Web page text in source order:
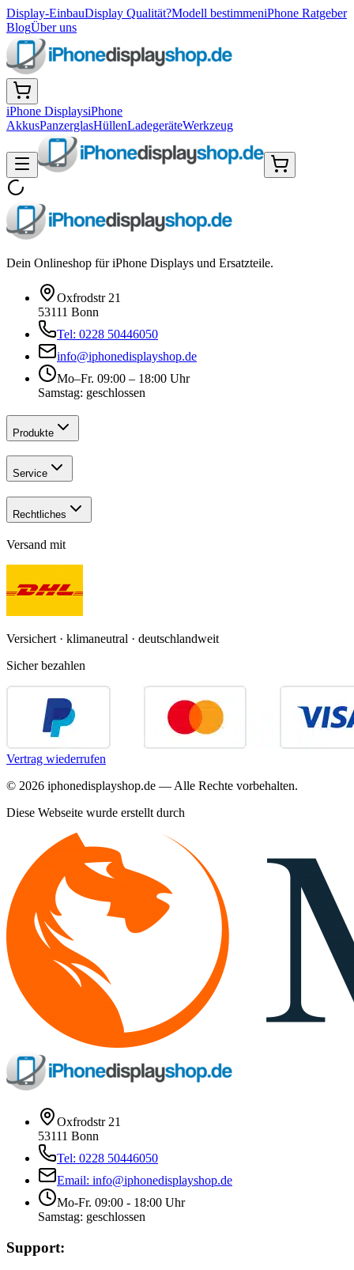
Display-EinbauDisplay Qualität?Modell bestimmeniPhone Ratgeber
BlogÜber uns
iPhone DisplaysiPhone
AkkusPanzerglasHüllenLadegeräteWerkzeug
Dein Onlineshop für iPhone Displays und Ersatzteile.
Oxfrodstr 21
53111 Bonn
Tel: 0228 50446050
info@iphonedisplayshop.de
Mo–Fr. 09:00 – 18:00 Uhr
Samstag: geschlossen
Produkte
Service
Rechtliches
Versand mit
Versichert · klimaneutral · deutschlandweit
Sicher bezahlen
Vertrag wiederrufen
© 2026 iphonedisplayshop.de — Alle Rechte vorbehalten.
Diese Webseite wurde erstellt durch
Oxfrodstr 21
53111 Bonn
Tel: 0228 50446050
Email: info@iphonedisplayshop.de
Mo-Fr. 09:00 - 18:00 Uhr
Samstag: geschlossen
Support: